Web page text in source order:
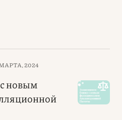
2024
новым